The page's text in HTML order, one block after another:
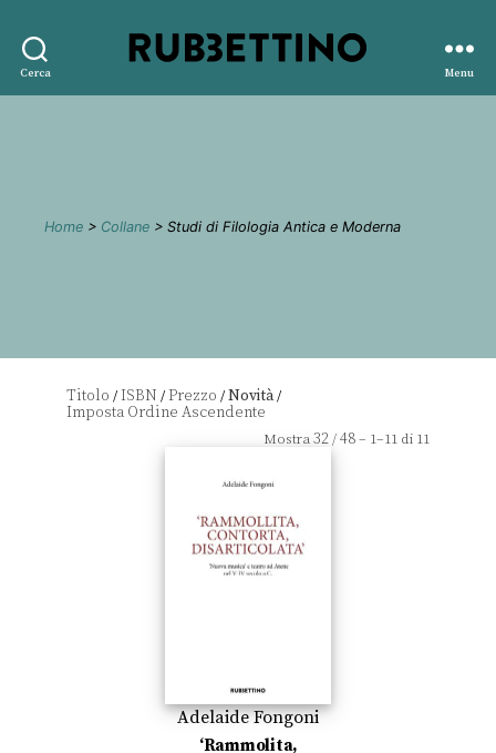
Cerca
editore
Menu
Home > Collane > Studi di Filologia Antica e Moderna
Titolo /ISBN /Prezzo /Novità/
Mostra32/48– 1–11 di 11
Adelaide Fongoni
‘Rammolita,